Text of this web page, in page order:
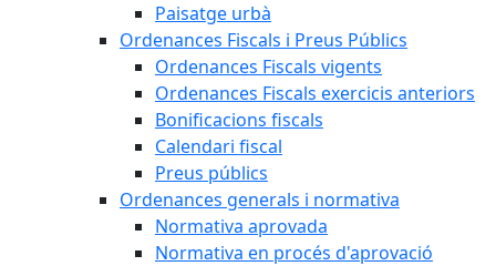
Paisatge urbà
Ordenances Fiscals i Preus Públics
Ordenances Fiscals vigents
Ordenances Fiscals exercicis anteriors
Bonificacions fiscals
Calendari fiscal
Preus públics
Ordenances generals i normativa
Normativa aprovada
Normativa en procés d'aprovació